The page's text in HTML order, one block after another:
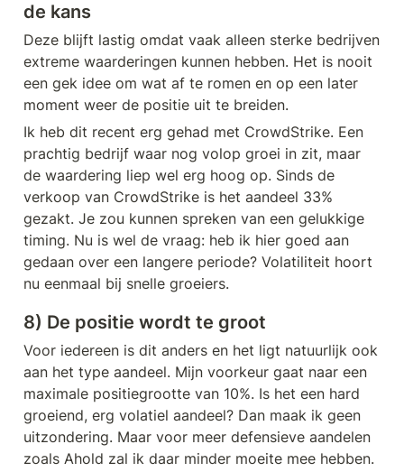
de kans
Deze blijft lastig omdat vaak alleen sterke bedrijven
extreme waarderingen kunnen hebben. Het is nooit
een gek idee om wat af te romen en op een later
moment weer de positie uit te breiden.
Ik heb dit recent erg gehad met CrowdStrike. Een
prachtig bedrijf waar nog volop groei in zit, maar
de waardering liep wel erg hoog op. Sinds de
verkoop van CrowdStrike is het aandeel 33%
gezakt. Je zou kunnen spreken van een gelukkige
timing. Nu is wel de vraag: heb ik hier goed aan
gedaan over een langere periode? Volatiliteit hoort
nu eenmaal bij snelle groeiers.
8) De positie wordt te groot
Voor iedereen is dit anders en het ligt natuurlijk ook
aan het type aandeel. Mijn voorkeur gaat naar een
maximale positiegrootte van 10%. Is het een hard
groeiend, erg volatiel aandeel? Dan maak ik geen
uitzondering. Maar voor meer defensieve aandelen
zoals Ahold zal ik daar minder moeite mee hebben.